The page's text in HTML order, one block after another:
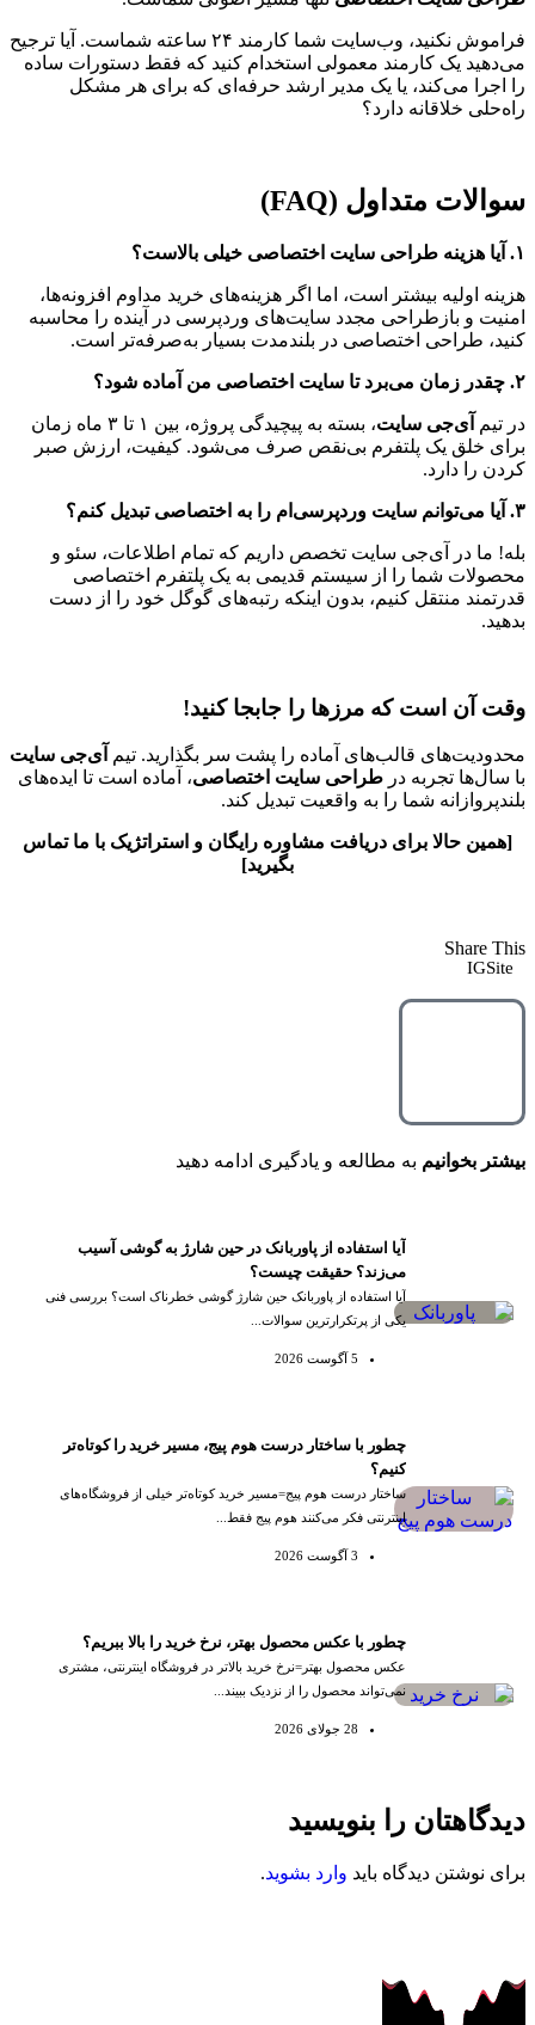
فراموش نکنید، وب‌سایت شما کارمند ۲۴ ساعته شماست. آیا ترجیح
می‌دهید یک کارمند معمولی استخدام کنید که فقط دستورات ساده
را اجرا می‌کند، یا یک مدیر ارشد حرفه‌ای که برای هر مشکل
راه‌حلی خلاقانه دارد؟
سوالات متداول (FAQ)
۱. آیا هزینه طراحی سایت اختصاصی خیلی بالاست؟
هزینه اولیه بیشتر است، اما اگر هزینه‌های خرید مداوم افزونه‌ها،
امنیت و بازطراحی مجدد سایت‌های وردپرسی در آینده را محاسبه
کنید، طراحی اختصاصی در بلندمدت بسیار به‌صرفه‌تر است.
۲. چقدر زمان می‌برد تا سایت اختصاصی من آماده شود؟
در تیم آی‌جی سایت
، بسته به پیچیدگی پروژه، بین ۱ تا ۳ ماه زمان
برای خلق یک پلتفرم بی‌نقص صرف می‌شود. کیفیت، ارزش صبر
کردن را دارد.
۳. آیا می‌توانم سایت وردپرسی‌ام را به اختصاصی تبدیل کنم؟
بله! ما در آی‌جی سایت تخصص داریم که تمام اطلاعات، سئو و
محصولات شما را از سیستم قدیمی به یک پلتفرم اختصاصی
قدرتمند منتقل کنیم، بدون اینکه رتبه‌های گوگل خود را از دست
بدهید.
وقت آن است که مرزها را جابجا کنید!
محدودیت‌های قالب‌های آماده را پشت سر بگذارید. تیم
آی‌جی سایت
با سال‌ها تجربه در طراحی سایت اختصاصی، آماده است تا ایده‌های
بلندپروازانه شما را به واقعیت تبدیل کند.
[همین حالا برای دریافت مشاوره رایگان و استراتژیک با ما تماس
بگیرید]
Share This
IGSite
بیشتر بخوانیم به مطالعه و یادگیری ادامه دهید
آیا استفاده از پاوربانک در حین شارژ به گوشی آسیب
می‌زند؟ حقیقت چیست؟
آیا استفاده از پاوربانک حین شارژ گوشی خطرناک است؟ بررسی فنی
یکی از پرتکرارترین سوالات...
5 آگوست 2026
چطور با ساختار درست هوم پیج، مسیر خرید را کوتاه‌تر
کنیم؟
ساختار درست هوم پیج=مسیر خرید کوتاه‌تر خیلی از فروشگاه‌های
اینترنتی فکر می‌کنند هوم پیج فقط...
3 آگوست 2026
چطور با عکس محصول بهتر، نرخ خرید را بالا ببریم؟
عکس محصول بهتر=نرخ خرید بالاتر در فروشگاه اینترنتی، مشتری
نمی‌تواند محصول را از نزدیک ببیند...
28 جولای 2026
دیدگاهتان را بنویسید
برای نوشتن دیدگاه باید وارد بشوید.